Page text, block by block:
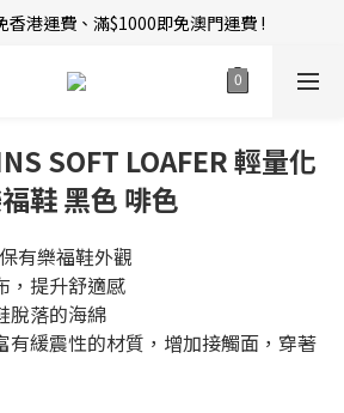
中 | 即送 $12 購物金當錢使！
香港運費、滿$1000即免澳門運費 !
文評價，即贈$10無限期購物金當錢使！
SOFT LOAFER 輕量化
鞋 黑色 啡色
有樂福鞋外觀
，提升舒適感
脫落的海綿
有緩震性的材質，增加接觸面，穿著